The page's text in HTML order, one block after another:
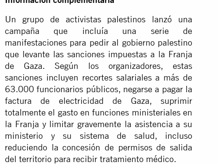
Un grupo de activistas palestinos lanzó una
campaña que incluía una serie de
manifestaciones para pedir al gobierno palestino
que levante las sanciones impuestas a la Franja
de Gaza. Según los organizadores, estas
sanciones incluyen recortes salariales a más de
63.000 funcionarios públicos, negarse a pagar la
factura de electricidad de Gaza, suprimir
totalmente el gasto en funciones ministeriales en
la Franja y limitar gravemente la asistencia a su
ministerio y su sistema de salud, incluso
reduciendo la concesión de permisos de salida
del territorio para recibir tratamiento médico.